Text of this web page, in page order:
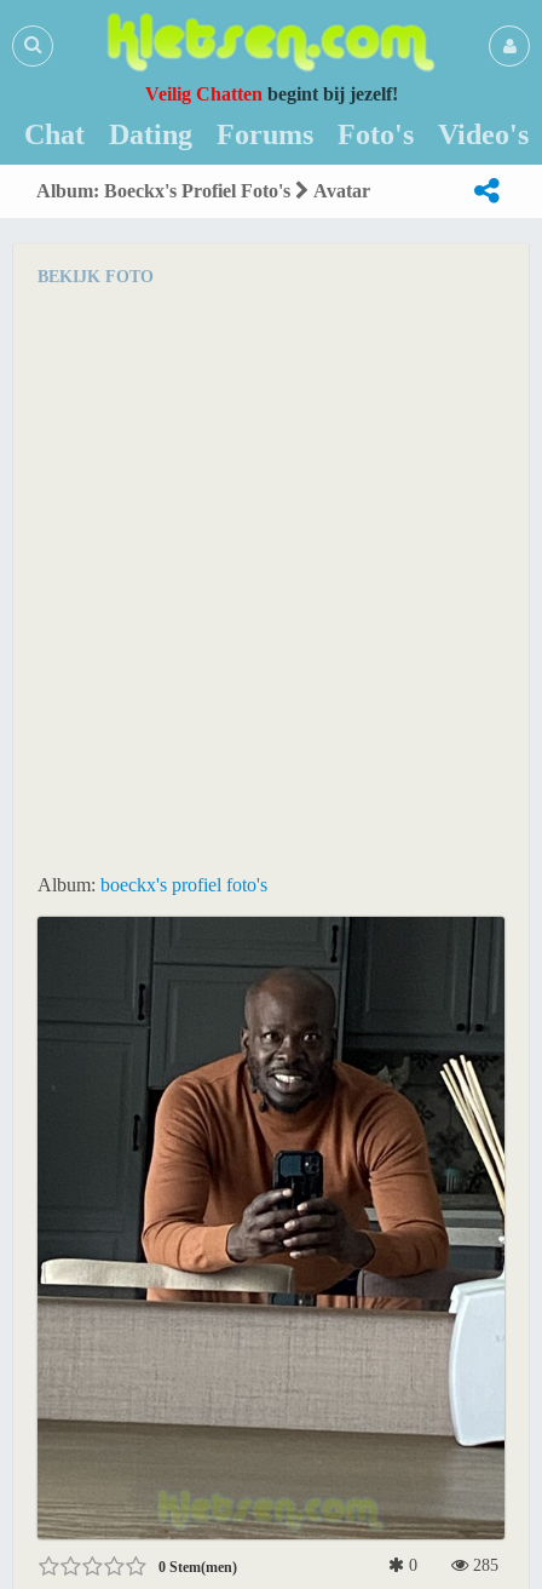
Veilig Chatten begint bij jezelf!
Chat Dating Forums Foto's Video's
Album: Boeckx's Profiel Foto's Avatar
BEKIJK FOTO
Album: boeckx's profiel foto's
0 Stem(men) 0 285